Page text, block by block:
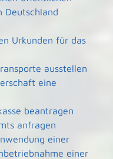
Deutschland
Urkunden für das
ausstellen
eine
beantragen
anfragen
einer
einer